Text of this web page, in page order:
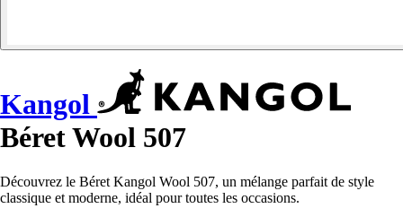
Kangol
Béret Wool 507
Découvrez le Béret Kangol Wool 507, un mélange parfait de style
classique et moderne, idéal pour toutes les occasions.